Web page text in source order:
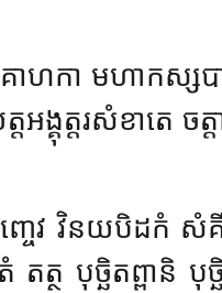
ហកា មហាកស្សប
ត្តរសំខាតេ ចត្
វ វិនយបិដកំ សំគី
បុច្ឆិតព្ពានិ បុ